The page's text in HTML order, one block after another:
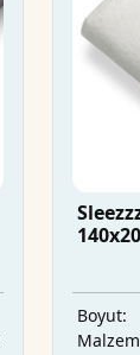
Boyut: